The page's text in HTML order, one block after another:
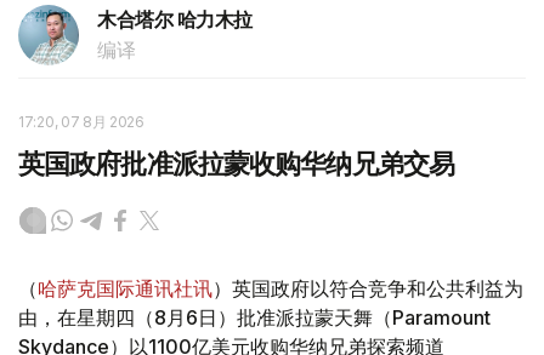
木合塔尔 哈力木拉
编译
17:20, 07 8月 2026
英国政府批准派拉蒙收购华纳兄弟交易
（哈萨克国际通讯社讯）英国政府以符合竞争和公共利益为
由，在星期四（8月6日）批准派拉蒙天舞（Paramount
Skydance）以1100亿美元收购华纳兄弟探索频道